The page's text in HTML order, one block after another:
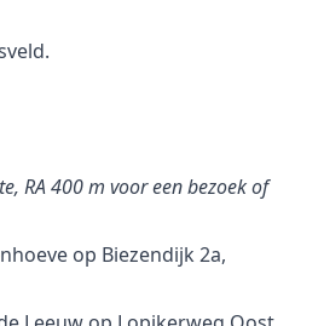
RA 400 m voor een bezoek of
op Biezendijk 2a,